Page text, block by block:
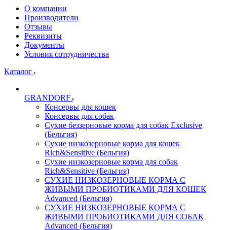
О компании
Производители
Отзывы
Реквизиты
Документы
Условия сотрудничества
Каталог
GRANDORF
Консервы для кошек
Консервы для собак
Сухие беззерновые корма для собак Exclusive
(Бельгия)
Сухие низкозерновые корма для кошек
Rich&Sensitive (Бельгия)
Сухие низкозерновые корма для собак
Rich&Sensitive (Бельгия)
СУХИЕ НИЗКОЗЕРНОВЫЕ КОРМА С
ЖИВЫМИ ПРОБИОТИКАМИ ДЛЯ КОШЕК
Advanced (Бельгия)
СУХИЕ НИЗКОЗЕРНОВЫЕ КОРМА С
ЖИВЫМИ ПРОБИОТИКАМИ ДЛЯ СОБАК
Advanced (Бельгия)